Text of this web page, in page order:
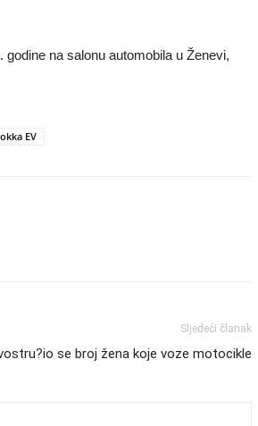
na salonu automobila u Ženevi,
EV
Sljedeći članak
se broj žena koje voze motocikle